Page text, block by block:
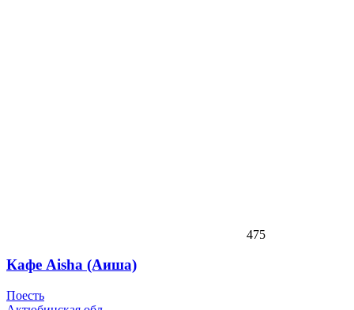
475
Кафе Aisha (Аиша)
Поесть